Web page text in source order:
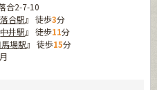
合2-7-10
合駅』 徒歩3分
中井駅』 徒歩11分
場駅』 徒歩15分